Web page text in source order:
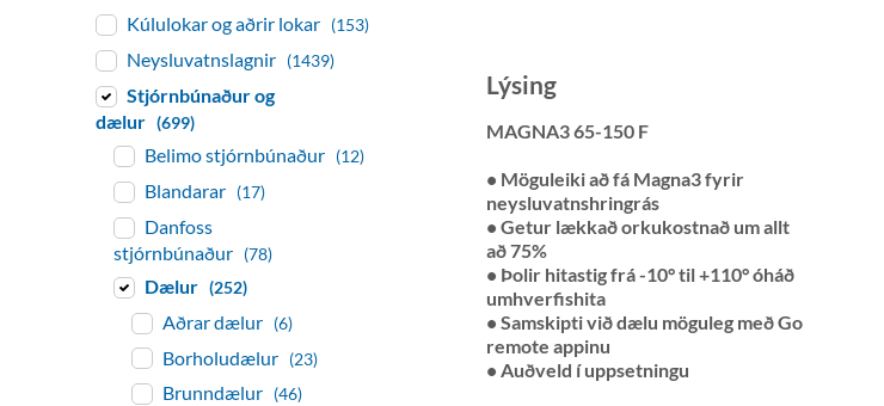
Lýsing
MAGNA3 65-150 F
• Möguleiki að fá Magna3 fyrir
neysluvatnshringrás
• Getur lækkað orkukostnað um allt
að 75%
• Þolir hitastig frá -10° til +110° óháð
umhverfishita
• Samskipti við dælu möguleg með Go
remote appinu
• Auðveld í uppsetningu
Kúlulokar og aðrir lokar (153)
Neysluvatnslagnir (1439)
Stjórnbúnaður og
dælur (699)
Belimo stjórnbúnaður (12)
Blandarar (17)
Danfoss
stjórnbúnaður (78)
Dælur (252)
Aðrar dælur (6)
Borholudælur (23)
Brunndælur (46)